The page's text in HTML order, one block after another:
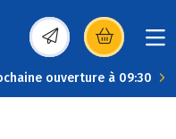
(s’ouvre dans une
ouverture à 09:30